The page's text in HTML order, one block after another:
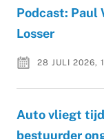
Podcast: Paul
Losser
28 JULI 2026,
Auto vliegt
bestuurder